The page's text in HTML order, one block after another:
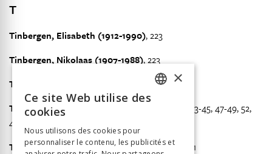
T
Tinbergen, Elisabeth (1912-1990), 223
Tinbergen, Nikolaas (1907-1988), 223
Tosquelles, François (1912-1994)
, 380
Toulouse, Édouard (1865-1947)
, 9, 36, 38-41, 43-45, 47-49, 52,
407-408, 420
Tramer, Moritz (1882-1963), 70, 72, 126, 195, 421
ITALIAN
×
Ce site Web utilise des
cookies
Nous utilisons des cookies pour
personnaliser le contenu, les publicités et